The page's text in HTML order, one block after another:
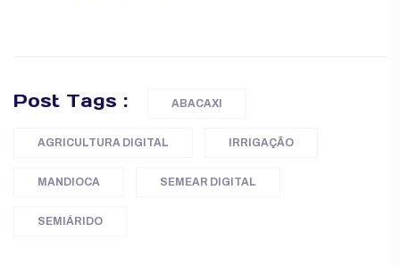
Post Tags : ABACAXI
AGRICULTURA DIGITAL IRRIGAÇÃO
MANDIOCA SEMEAR DIGITAL
SEMIÁRIDO